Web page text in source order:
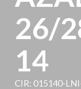
26/
14
CIR: 015140-